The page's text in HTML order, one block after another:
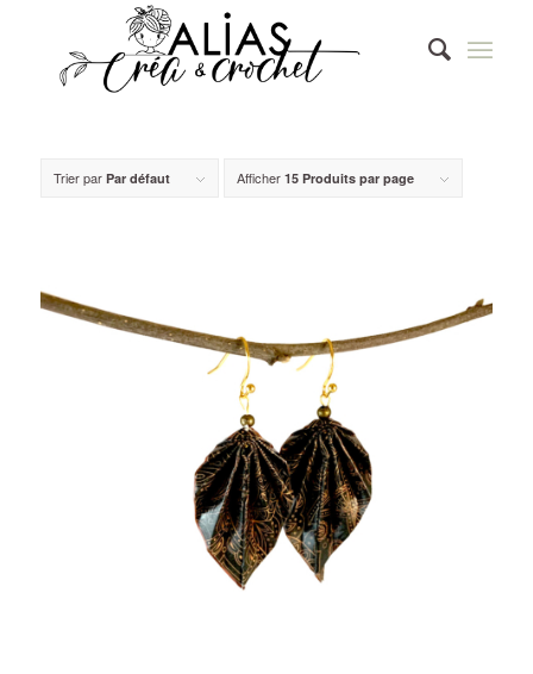
Trier par Par défaut Afficher 15 Produits par page